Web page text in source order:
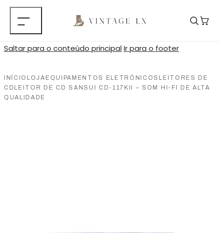
Saltar para o conteúdo principalIr para o footer
INÍCIO LOJA EQUIPAMENTOS ELETRÓNICOS LEITORES DE
CD LEITOR DE CD SANSUI CD-117KII – SOM HI-FI DE ALTA
QUALIDADE